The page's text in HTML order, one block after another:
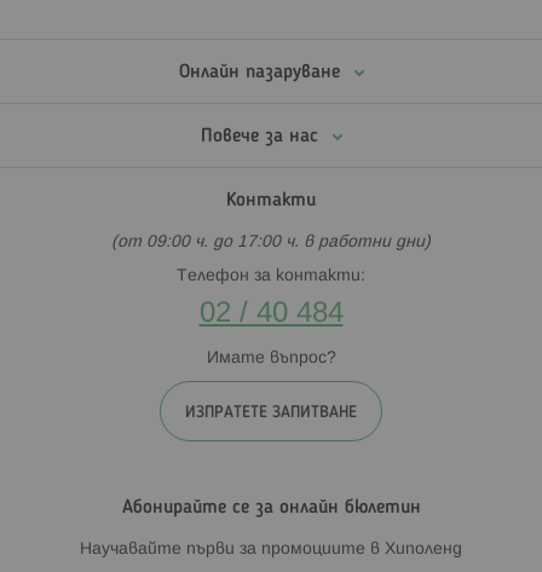
Онлайн пазаруване
Повече за нас
Контакти
(от 09:00 ч. до 17:00 ч. в работни дни)
Телефон за контакти:
02 / 40 484
Имате въпрос?
ИЗПРАТЕТЕ ЗАПИТВАНЕ
Абонирайте се за онлайн бюлетин
Научавайте първи за промоциите в Хиполенд